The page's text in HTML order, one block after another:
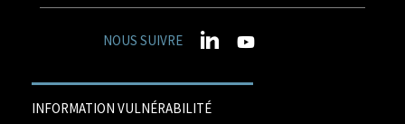
NOUS SUIVRE
INFORMATION VULNÉRABILITÉ